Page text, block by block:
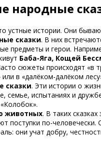
народные
устные истории. Они
сказки. В них
предметы и герои.
Баба-Яга, Кощей
сюжеты происходят «в
или в «далёком-далёком
сказки. Эти истории о
семье, испытаниях и
животных. В таких
поступки по-человечески.
они учат добру,